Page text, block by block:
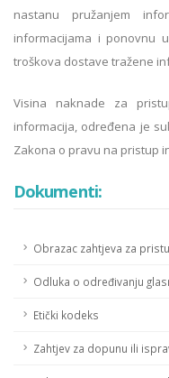
nastanu pružanjem
informacijama i ponovnu
troškova dostave tražene
Visina naknade za
informacija, određena je
Zakona o pravu na pristup
Dokumenti:
Obrazac zahtjeva za
Odluka o određivanju
Etički kodeks
Zahtjev za dopunu ili